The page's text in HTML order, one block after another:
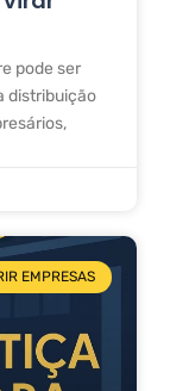
pode ser
distribuição
EMPRESAS